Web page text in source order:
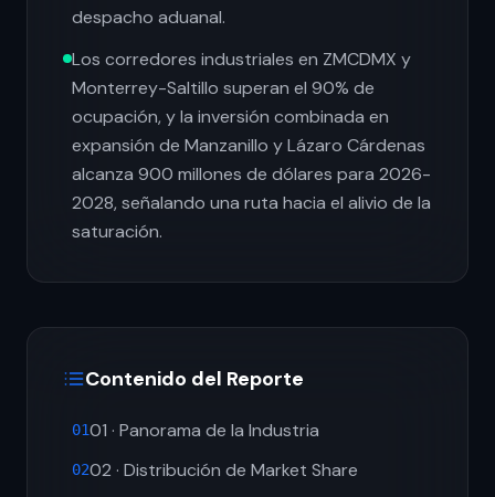
despacho aduanal.
Los corredores industriales en ZMCDMX y
Monterrey-Saltillo superan el 90% de
ocupación, y la inversión combinada en
expansión de Manzanillo y Lázaro Cárdenas
alcanza 900 millones de dólares para 2026-
2028, señalando una ruta hacia el alivio de la
saturación.
Contenido del Reporte
0101 · Panorama de la Industria
0202 · Distribución de Market Share